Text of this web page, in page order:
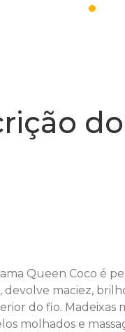
Queen Coco é
maciez,
do fio. Madeixas
molhados e